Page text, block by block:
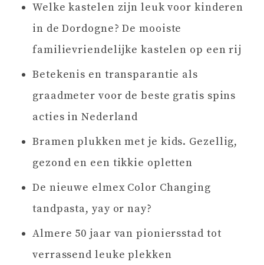
Welke kastelen zijn leuk voor kinderen
in de Dordogne? De mooiste
familievriendelijke kastelen op een rij
Betekenis en transparantie als
graadmeter voor de beste gratis spins
acties in Nederland
Bramen plukken met je kids. Gezellig,
gezond en een tikkie opletten
De nieuwe elmex Color Changing
tandpasta, yay or nay?
Almere 50 jaar van pioniersstad tot
verrassend leuke plekken